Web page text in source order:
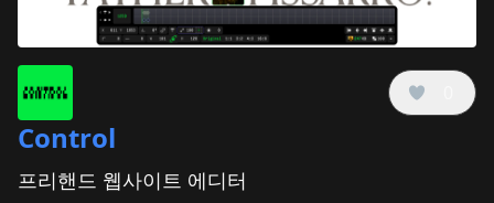
Control
프리핸드 웹사이트 에디터